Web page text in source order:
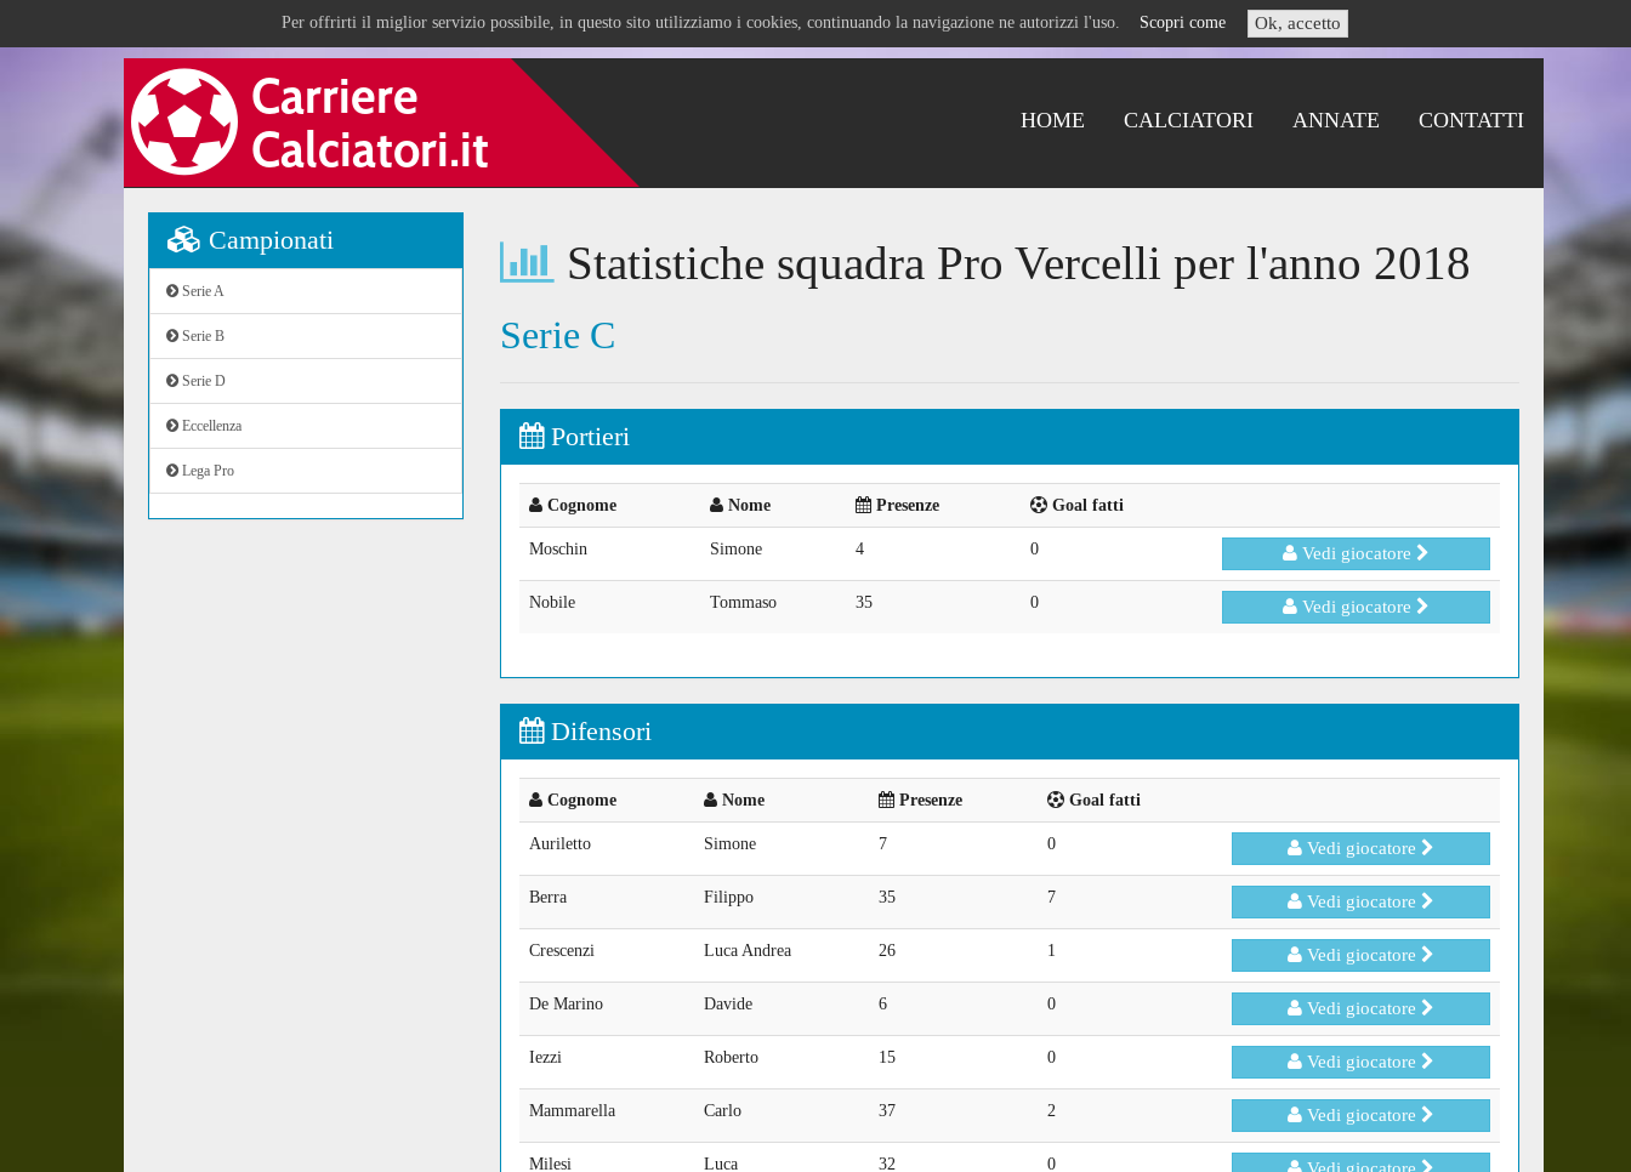
Per offrirti il miglior servizio possibile, in questo sito utilizziamo i cookies, continuando la navigazione ne autorizzi l'uso. Scopri come Ok, accetto
HOME CALCIATORI ANNATE CONTATTI
Campionati
Serie A
Serie B
Serie D
Eccellenza
Lega Pro
Statistiche squadra Pro Vercelli per l'anno 2018
Serie C
Portieri
Cognome Nome Presenze Goal fatti
Moschin Simone 4 0 Vedi giocatore
Nobile Tommaso 35 0 Vedi giocatore
Difensori
Cognome Nome Presenze Goal fatti
Auriletto Simone 7 0 Vedi giocatore
Berra Filippo 35 7 Vedi giocatore
Crescenzi Luca Andrea 26 1 Vedi giocatore
De Marino Davide 6 0 Vedi giocatore
Iezzi Roberto 15 0 Vedi giocatore
Mammarella Carlo 37 2 Vedi giocatore
Milesi Luca 32 0